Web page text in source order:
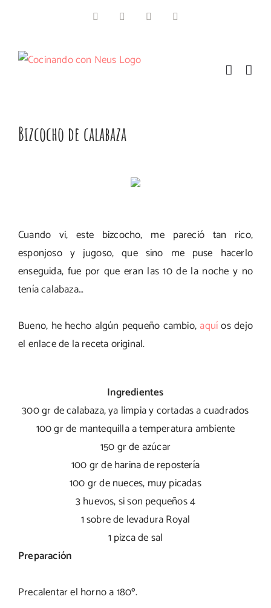
FacebookInstagramPinterest
Bizcocho de calabaza
Cuando vi, este bizcocho, me pareció tan rico,
esponjoso y jugoso, que sino me puse hacerlo
enseguida, fue por que eran las 10 de la noche y no
tenía calabaza…
Bueno, he hecho algún pequeño cambio, aquíos dejo
el enlace de la receta original.
Ingredientes
300 gr de calabaza, ya limpia y cortadas a cuadrados
100 gr de mantequilla a temperatura ambiente
150 gr de azúcar
100 gr de harina de repostería
100 gr de nueces, muy picadas
3 huevos, si son pequeños 4
1 sobre de levadura Royal
1 pizca de sal
Preparación
Precalentar el horno a 180º.